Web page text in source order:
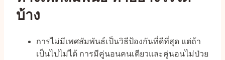
บ้าง
การไม่มีเพศสัมพันธ์เป็นวิธีป้องกันที่ดีที่สุด แต่ถ้า
เป็นไปไม่ได้ การมีคู่นอนคนเดียวและคู่นอนไม่ป่วย